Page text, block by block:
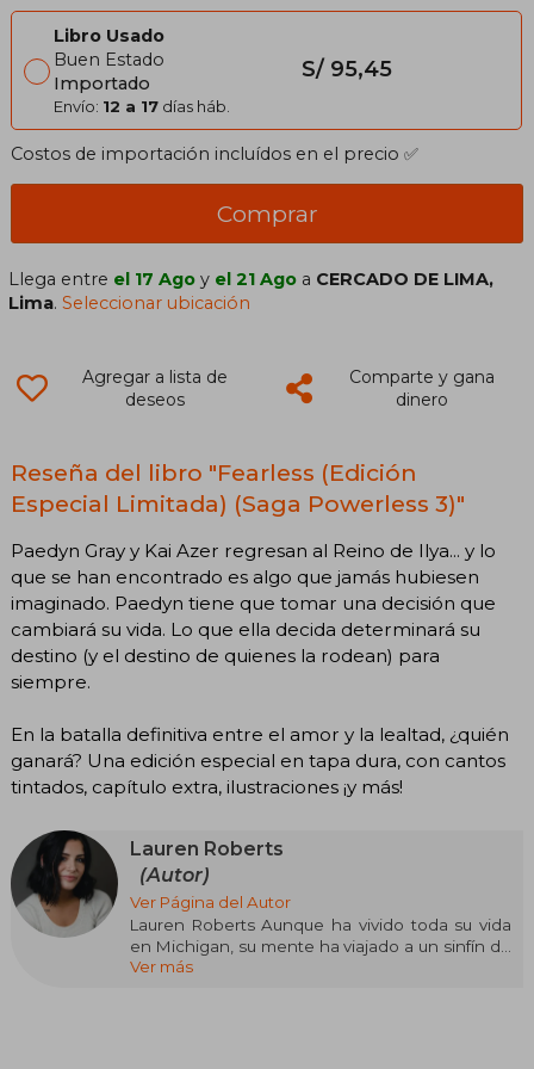
Libro Usado
Buen Estado
Importado
Envío: 12 a 17 días háb.
S/ 95,45
Costos de importación incluídos en el precio ✅
Comprar
Llega entre el 17 Ago y el 21 Ago a CERCADO DE LIMA,
Lima.Seleccionar ubicación
Agregar a lista de
deseos
Comparte y gana
dinero
Reseña del libro "Fearless (Edición
Especial Limitada) (Saga Powerless 3)"
Paedyn Gray y Kai Azer regresan al Reino de Ilya... y lo
que se han encontrado es algo que jamás hubiesen
imaginado. Paedyn tiene que tomar una decisión que
cambiará su vida. Lo que ella decida determinará su
destino (y el destino de quienes la rodean) para
siempre.
En la batalla definitiva entre el amor y la lealtad, ¿quién
ganará? Una edición especial en tapa dura, con cantos
tintados, capítulo extra, ilustraciones ¡y más!
Lauren Roberts
(Autor)
Ver Página del Autor
Lauren Roberts Aunque ha vivido toda su vida
en Michigan, su mente ha viajado a un sinfín de
mundos extraordinarios. Además de escribir
Ver más